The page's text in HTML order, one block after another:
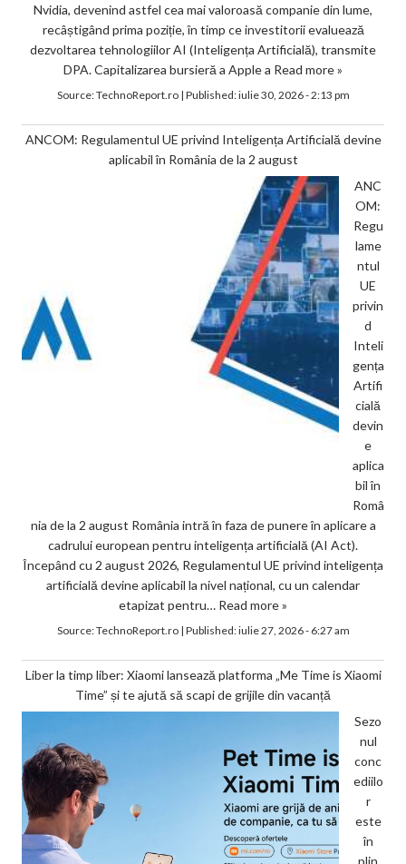
Nvidia, devenind astfel cea mai valoroasă companie din lume,
recâștigând prima poziție, în timp ce investitorii evaluează
dezvoltarea tehnologiilor AI (Inteligența Artificială), transmite
DPA. Capitalizarea bursieră a Apple a Read more »
Source:TechnoReport.ro| Published:iulie 30, 2026 - 2:13 pm
ANCOM: Regulamentul UE privind Inteligența Artificială devine
aplicabil în România de la 2 august
ANC
OM:
Regu
lame
ntul
UE
privin
d
Inteli
gența
Artifi
cială
devin
e
aplica
bil în
Româ
nia de la 2 august România intră în faza de punere în aplicare a
cadrului european pentru inteligența artificială (AI Act).
Începând cu 2 august 2026, Regulamentul UE privind inteligența
artificială devine aplicabil la nivel național, cu un calendar
etapizat pentru… Read more »
Source:TechnoReport.ro| Published:iulie 27, 2026 - 6:27 am
Liber la timp liber: Xiaomi lansează platforma „Me Time is Xiaomi
Time” și te ajută să scapi de grijile din vacanță
Sezo
nul
conc
ediilo
r
este
în
plin